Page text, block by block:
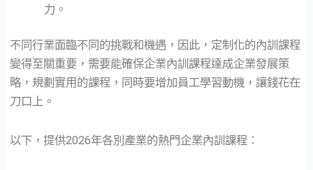
力。
不同行業面臨不同的挑戰和機遇，因此，定制化的內訓課程
變得至關重要，需要能確保企業內訓課程達成企業發展策
略，規劃實用的課程，同時要增加員工學習動機，讓錢花在
刀口上。
以下，提供2026年各別產業的熱門企業內訓課程：